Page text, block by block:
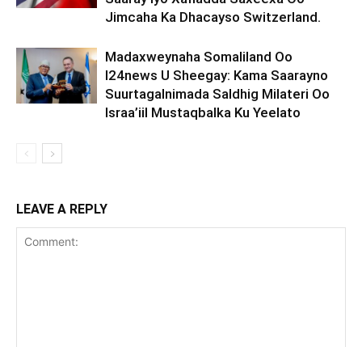
Jimcaha Ka Dhacayso Switzerland.
Madaxweynaha Somaliland Oo
I24news U Sheegay: Kama Saarayno
Suurtagalnimada Saldhig Milateri Oo
Israa’iil Mustaqbalka Ku Yeelato
LEAVE A REPLY